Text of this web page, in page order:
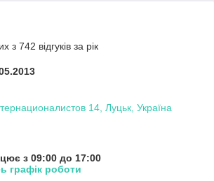
з 742 відгуків за рік
14, Луцьк, Україна
з 09:00 до 17:00
графік роботи